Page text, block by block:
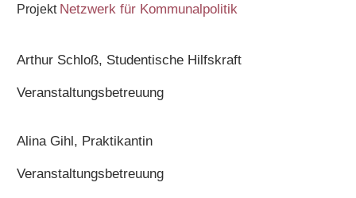
Projekt Netzwerk für Kommunalpolitik
Arthur Schloß, Studentische Hilfskraft
Veranstaltungsbetreuung
Alina Gihl, Praktikantin
Veranstaltungsbetreuung